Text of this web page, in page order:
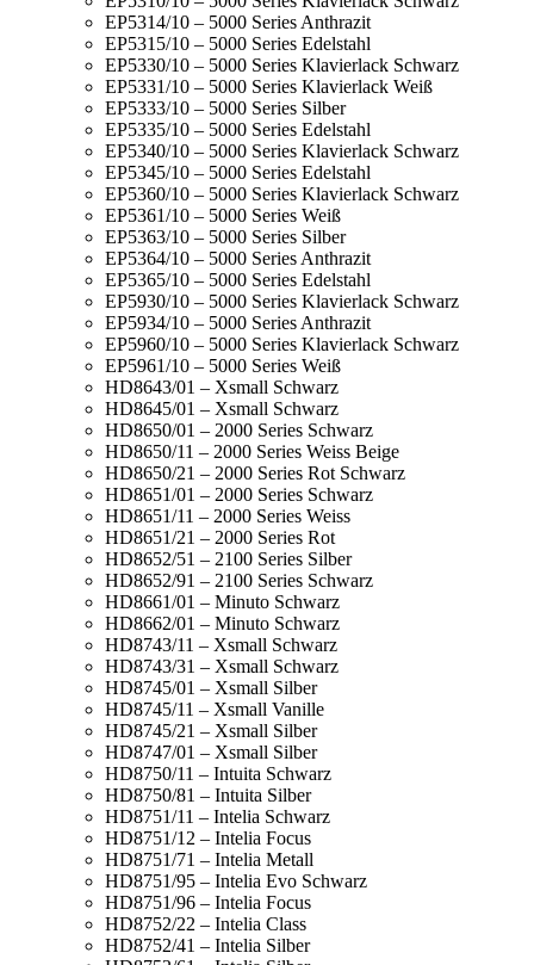
EP5314/10 – 5000 Series Anthrazit
EP5315/10 – 5000 Series Edelstahl
EP5330/10 – 5000 Series Klavierlack Schwarz
EP5331/10 – 5000 Series Klavierlack Weiß
EP5333/10 – 5000 Series Silber
EP5335/10 – 5000 Series Edelstahl
EP5340/10 – 5000 Series Klavierlack Schwarz
EP5345/10 – 5000 Series Edelstahl
EP5360/10 – 5000 Series Klavierlack Schwarz
EP5361/10 – 5000 Series Weiß
EP5363/10 – 5000 Series Silber
EP5364/10 – 5000 Series Anthrazit
EP5365/10 – 5000 Series Edelstahl
EP5930/10 – 5000 Series Klavierlack Schwarz
EP5934/10 – 5000 Series Anthrazit
EP5960/10 – 5000 Series Klavierlack Schwarz
EP5961/10 – 5000 Series Weiß
HD8643/01 – Xsmall Schwarz
HD8645/01 – Xsmall Schwarz
HD8650/01 – 2000 Series Schwarz
HD8650/11 – 2000 Series Weiss Beige
HD8650/21 – 2000 Series Rot Schwarz
HD8651/01 – 2000 Series Schwarz
HD8651/11 – 2000 Series Weiss
HD8651/21 – 2000 Series Rot
HD8652/51 – 2100 Series Silber
HD8652/91 – 2100 Series Schwarz
HD8661/01 – Minuto Schwarz
HD8662/01 – Minuto Schwarz
HD8743/11 – Xsmall Schwarz
HD8743/31 – Xsmall Schwarz
HD8745/01 – Xsmall Silber
HD8745/11 – Xsmall Vanille
HD8745/21 – Xsmall Silber
HD8747/01 – Xsmall Silber
HD8750/11 – Intuita Schwarz
HD8750/81 – Intuita Silber
HD8751/11 – Intelia Schwarz
HD8751/12 – Intelia Focus
HD8751/71 – Intelia Metall
HD8751/95 – Intelia Evo Schwarz
HD8751/96 – Intelia Focus
HD8752/22 – Intelia Class
HD8752/41 – Intelia Silber